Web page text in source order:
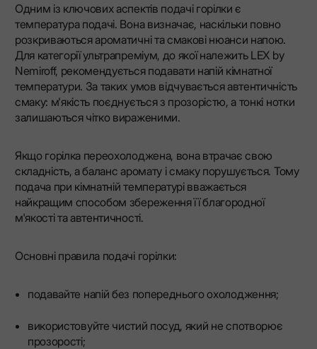
Одним із ключових аспектів подачі горілки є
температура подачі. Вона визначає, наскільки повно
розкриваються ароматичні та смакові нюанси напою.
Для категорії ультрапреміум, до якої належить LEX by
Nemiroff, рекомендується подавати напій кімнатної
температури. За таких умов відчувається автентичність
смаку: м'якість поєднується з прозорістю, а тонкі нотки
залишаються чітко вираженими.
Якщо горілка переохолоджена, вона втрачає свою
складність, а баланс аромату і смаку порушується. Тому
подача при кімнатній температурі вважається
найкращим способом збереження її благородної
м'якості та автентичності.
Основні правила подачі горілки:
подавайте напій без попереднього охолодження;
використовуйте чистий посуд, який не спотворює
прозорості;